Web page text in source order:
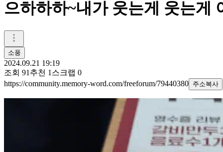
으하하하~내가 웃는게 웃는게
소풍
2024.09.21 19:19
조회 91 추천 1 스크랩 0
https://community.memory-word.com/freeforum/79440380 주소복사